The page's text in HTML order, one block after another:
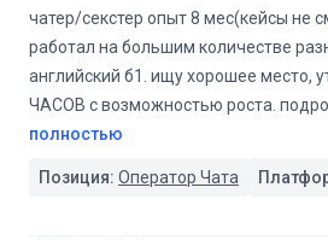
чатер/секстер опыт 8 мес(кейсы не
работал на большим количестве
английский б1. ищу хорошее место,
ЧАСОВ с возможностью роста.
полностью
Позиция: Оператор Чата